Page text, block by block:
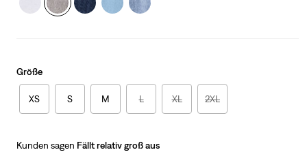
Größe
XS S M L XL 2XL
Kunden sagen Fällt relativ groß aus